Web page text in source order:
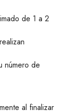
de 1 a 2
número de
al finalizar